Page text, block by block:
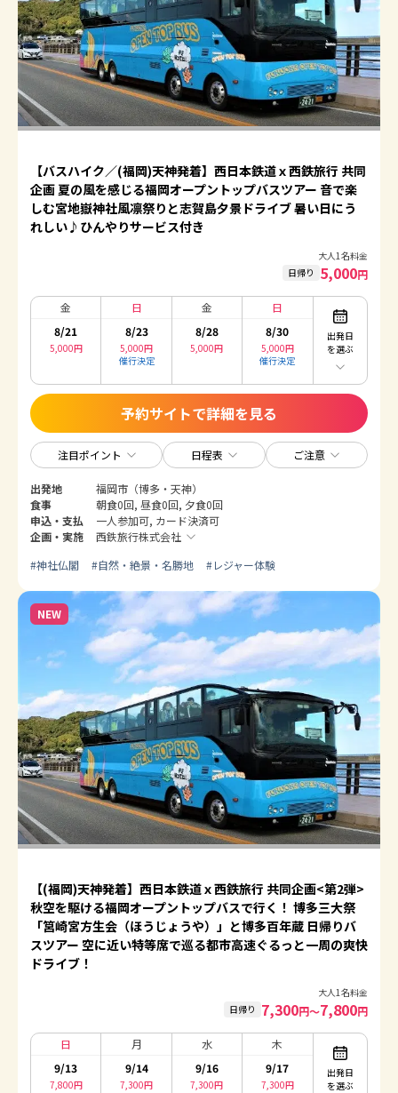
【バスハイク／(福岡)天神発着】西日本鉄道ｘ西鉄旅行 共同
企画 夏の風を感じる福岡オープントップバスツアー 音で楽
しむ宮地嶽神社風凛祭りと志賀島夕景ドライブ 暑い日にう
れしい♪ひんやりサービス付き
大人1名料金
日帰り 5,000円
金
8/21
5,000円
日
8/23
5,000円
催行決定
金
8/28
5,000円
日
8/30
5,000円
催行決定
出発日
を選ぶ
予約サイトで詳細を見る
注目ポイント 日程表 ご注意
出発地
福岡市（博多・天神）
食事
朝食0回, 昼食0回, 夕食0回
申込・支払
一人参加可, カード決済可
企画・実施
西鉄旅行株式会社
#神社仏閣 #自然・絶景・名勝地 #レジャー体験
NEW
【(福岡)天神発着】西日本鉄道ｘ西鉄旅行 共同企画<第2弾>
秋空を駆ける福岡オープントップバスで行く！ 博多三大祭
「筥崎宮方生会（ほうじょうや）」と博多百年蔵 日帰りバ
スツアー 空に近い特等席で巡る都市高速ぐるっと一周の爽快
ドライブ！
大人1名料金
日帰り 7,300円〜7,800円
日
9/13
7,800円
月
9/14
7,300円
水
9/16
7,300円
木
9/17
7,300円
出発日
を選ぶ